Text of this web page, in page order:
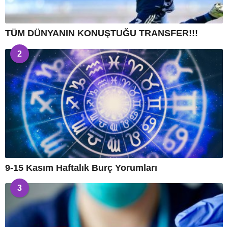
TÜM DÜNYANIN KONUŞTUĞU TRANSFER!!!
2
9-15 Kasım Haftalık Burç Yorumları
3